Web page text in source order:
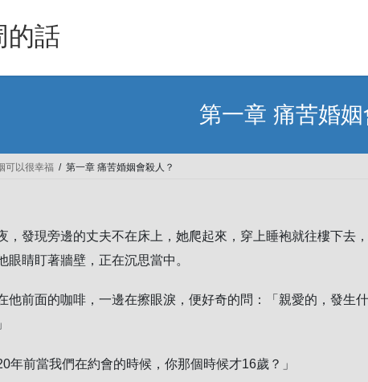
的話
第一章 痛苦婚姻
可以很幸福 第一章 痛苦婚姻會殺人？
，發現旁邊的丈夫不在床上，她爬起來，穿上睡袍就往樓下去
眼睛盯著牆壁，正在沉思當中。
他前面的咖啡，一邊在擦眼淚，便好奇的問：「親愛的，發生
年前當我們在約會的時候，你那個時候才16歲？」